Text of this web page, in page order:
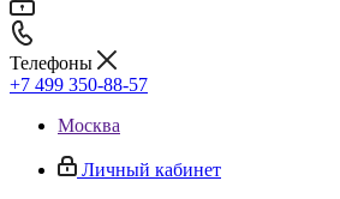
Телефоны
+7 499 350-88-57
Москва
Личный кабинет